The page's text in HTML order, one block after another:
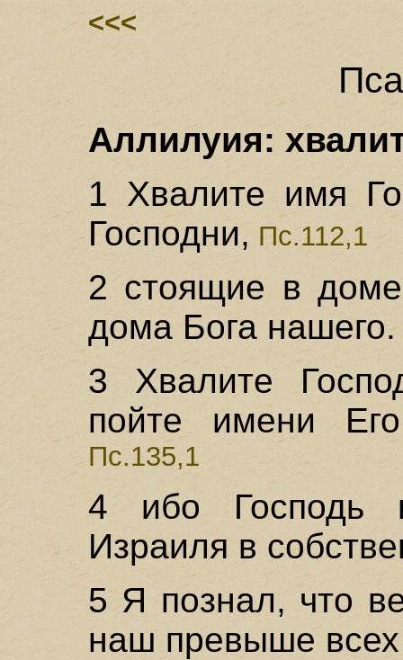
<<<
Аллилуия:
1 Хвалите имя
Господни,Пс.112,1
2 стоящие в
дома Бога нашего.
3 Хвалите
пойте имени
Пс.135,1
4 ибо Господь
Израиля в
5 Я познал, что
наш превыше всех